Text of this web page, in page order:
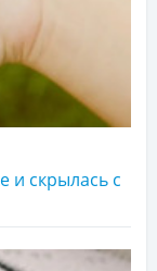
и скрылась с